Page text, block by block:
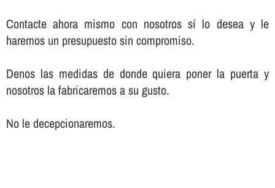
Contacte ahora mismo con nosotros sí­ lo desea y le
haremos un presupuesto sin compromiso.
Denos las medidas de donde quiera poner la puerta y
nosotros la fabricaremos a su gusto.
No le decepcionaremos.